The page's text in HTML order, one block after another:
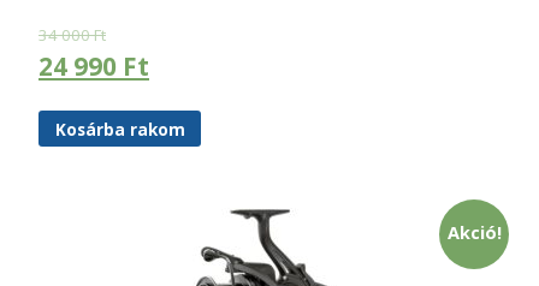
34 000Ft
24 990 Ft
Kosárba rakom
Akció!